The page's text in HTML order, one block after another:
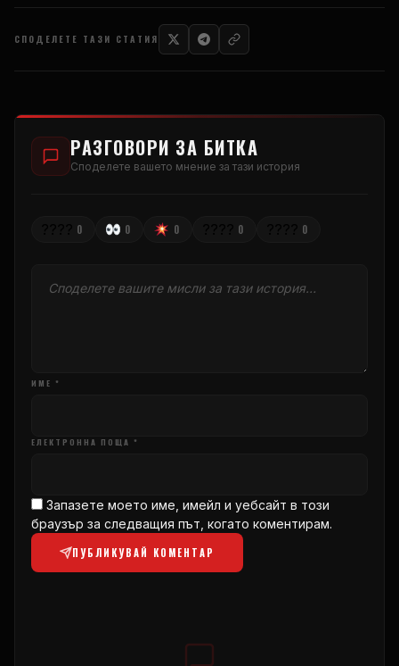
СПОДЕЛЕТЕ ТАЗИ СТАТИЯ
РАЗГОВОРИ ЗА БИТКА
Споделете вашето мнение за тази история
0 0 0 0 0
ИМЕ *
ЕЛЕКТРОННА ПОЩА *
Запазете моето име, имейл и уебсайт в този
браузър за следващия път, когато коментирам.
ПУБЛИКУВАЙ КОМЕНТАР